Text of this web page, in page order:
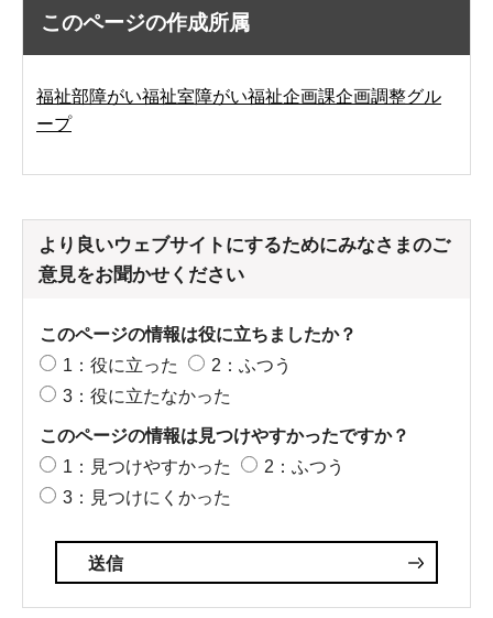
このページの作成所属
福祉部障がい福祉室障がい福祉企画課企画調整グル
ープ
より良いウェブサイトにするためにみなさまのご
意見をお聞かせください
このページの情報は役に立ちましたか？
1：役に立った
2：ふつう
3：役に立たなかった
このページの情報は見つけやすかったですか？
1：見つけやすかった
2：ふつう
3：見つけにくかった